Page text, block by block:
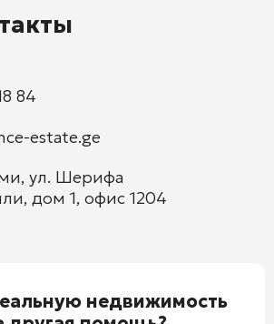
84
estate.ge
ул. Шерифа
дом 1, офис 1204
недвижимость